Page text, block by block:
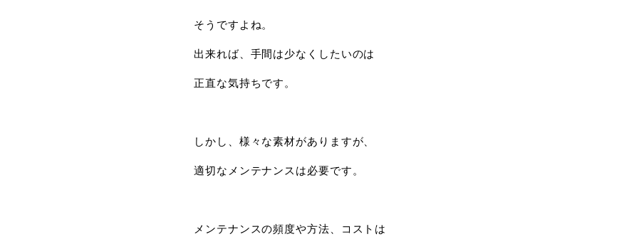
そうですよね。
出来れば、手間は少なくしたいのは
正直な気持ちです。
しかし、様々な素材がありますが、
適切なメンテナンスは必要です。
メンテナンスの頻度や方法、コストは